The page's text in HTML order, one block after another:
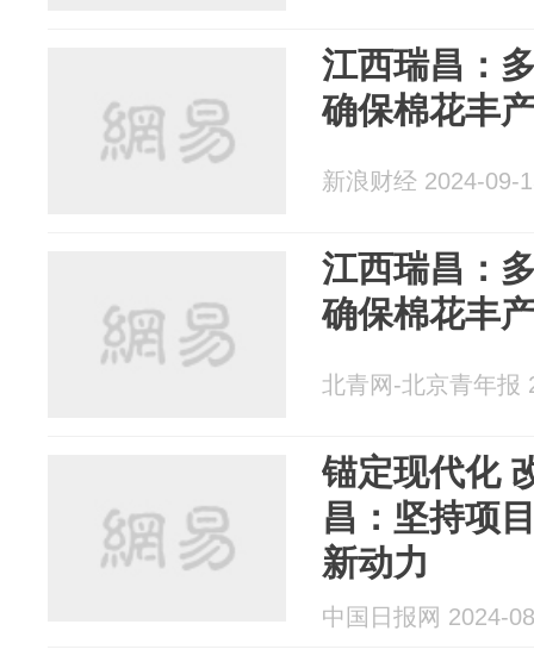
江西瑞昌：
确保棉花丰
新浪财经 2024-09-
江西瑞昌：
确保棉花丰
北青网-北京青年报
锚定现代化
昌：坚持项
新动力
中国日报网 2024-